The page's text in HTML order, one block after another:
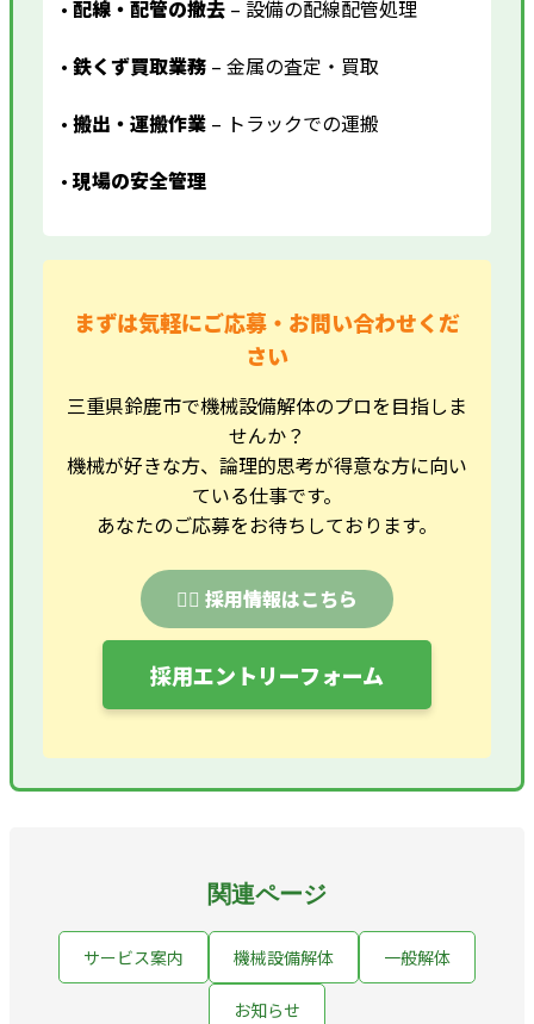
• 配線・配管の撤去 – 設備の配線配管処理
• 鉄くず買取業務 – 金属の査定・買取
• 搬出・運搬作業 – トラックでの運搬
•現場の安全管理
まずは気軽にご応募・お問い合わせくだ
さい
三重県鈴鹿市で機械設備解体のプロを目指しま
せんか？
機械が好きな方、論理的思考が得意な方に向い
ている仕事です。
あなたのご応募をお待ちしております。
👷‍♂️ 採用情報はこちら
採用エントリーフォーム
関連ページ
サービス案内 機械設備解体 一般解体
お知らせ